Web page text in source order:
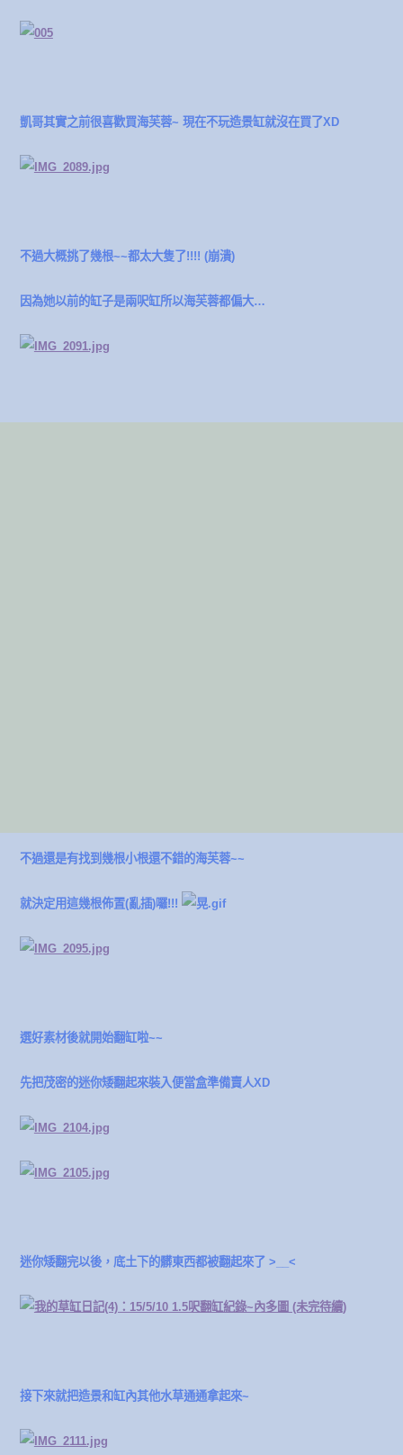
凱哥其實之前很喜歡買海芙蓉~ 現在不玩造景缸就沒在買了XD
不過大概挑了幾根~~都太大隻了!!!! (崩潰)
因為她以前的缸子是兩呎缸所以海芙蓉都偏大…
不過還是有找到幾根小根還不錯的海芙蓉~~
就決定用這幾根佈置(亂插)囉!!!
選好素材後就開始翻缸啦~~
先把茂密的迷你矮翻起來裝入便當盒準備賣人XD
迷你矮翻完以後，底土下的髒東西都被翻起來了 >__<
接下來就把造景和缸內其他水草通通拿起來~